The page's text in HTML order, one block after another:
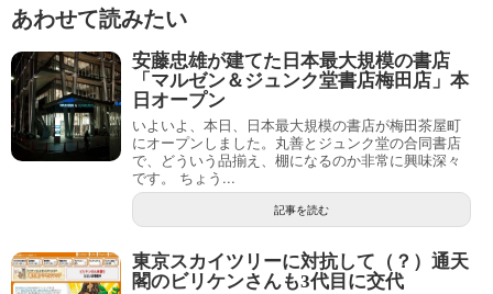
あわせて読みたい
安藤忠雄が建てた日本最大規模の書店
「マルゼン＆ジュンク堂書店梅田店」本
日オープン
いよいよ、本日、日本最大規模の書店が梅田茶屋町
にオープンしました。丸善とジュンク堂の合同書店
で、どういう品揃え、棚になるのか非常に興味深々
です。 ちょう...
記事を読む
東京スカイツリーに対抗して（？）通天
閣のビリケンさんも3代目に交代